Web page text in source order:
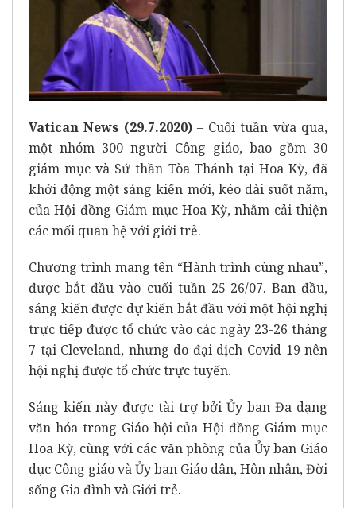
Vatican News (29.7.2020)– Cuối tuần vừa qua,
một nhóm 300 người Công giáo, bao gồm 30
giám mục và Sứ thần Tòa Thánh tại Hoa Kỳ, đã
khởi động một sáng kiến mới, kéo dài suốt năm,
của Hội đồng Giám mục Hoa Kỳ, nhằm cải thiện
các mối quan hệ với giới trẻ.
Chương trình mang tên “Hành trình cùng nhau”,
được bắt đầu vào cuối tuần 25-26/07. Ban đầu,
sáng kiến được dự kiến bắt đầu với một hội nghị
trực tiếp được tổ chức vào các ngày 23-26 tháng
7 tại Cleveland, nhưng do đại dịch Covid-19 nên
hội nghị được tổ chức trực tuyến.
Sáng kiến này được tài trợ bởi Ủy ban Đa dạng
văn hóa trong Giáo hội của Hội đồng Giám mục
Hoa Kỳ, cùng với các văn phòng của Ủy ban Giáo
dục Công giáo và Ủy ban Giáo dân, Hôn nhân, Đời
sống Gia đình và Giới trẻ.